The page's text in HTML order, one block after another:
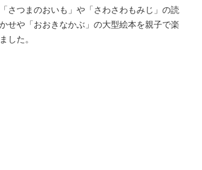
さつまのおいも」や「さわさわもみじ」の読
せや「おおきなかぶ」の大型絵本を親子で楽
した。